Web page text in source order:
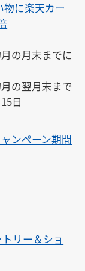
に楽天カー
の月末までに
の翌月末まで
日
ンペーン期間
リー＆ショ